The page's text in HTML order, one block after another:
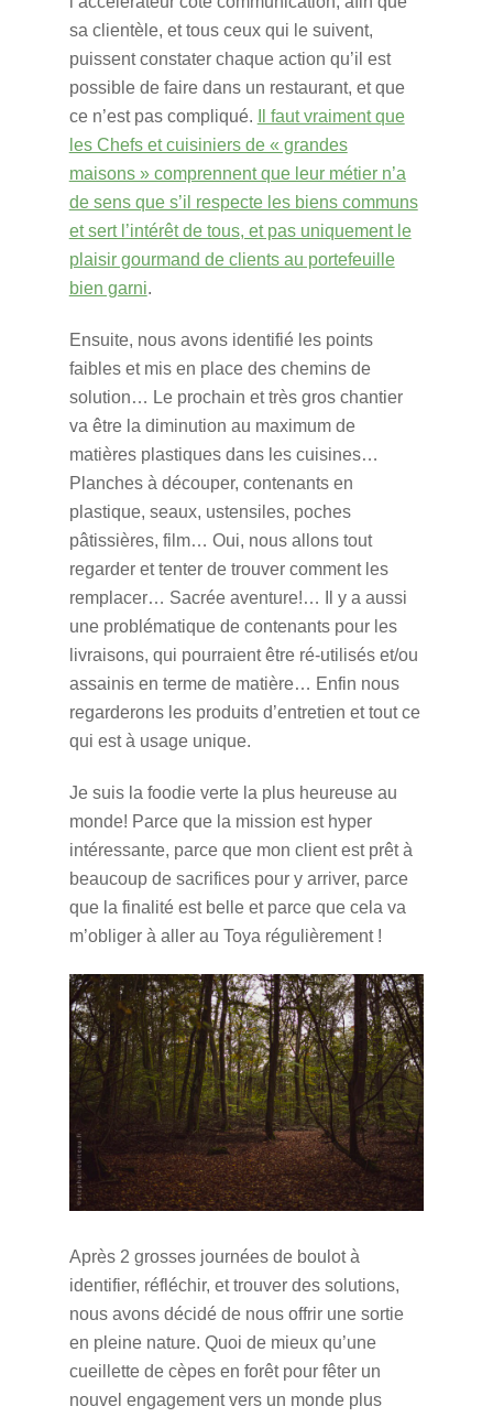
sa clientèle, et tous ceux qui le suivent,
puissent constater chaque action qu’il est
possible de faire dans un restaurant, et que
ce n’est pas compliqué.
Il faut vraiment que
les Chefs et cuisiniers de « grandes
maisons » comprennent que leur métier n’a
de sens que s’il respecte les biens communs
et sert l’intérêt de tous, et pas uniquement le
plaisir gourmand de clients au portefeuille
bien garni.
Ensuite, nous avons identifié les points
faibles et mis en place des chemins de
solution… Le prochain et très gros chantier
va être la diminution au maximum de
matières plastiques dans les cuisines…
Planches à découper, contenants en
plastique, seaux, ustensiles, poches
pâtissières, film… Oui, nous allons tout
regarder et tenter de trouver comment les
remplacer… Sacrée aventure!… Il y a aussi
une problématique de contenants pour les
livraisons, qui pourraient être ré-utilisés et/ou
assainis en terme de matière… Enfin nous
regarderons les produits d’entretien et tout ce
qui est à usage unique.
Je suis la foodie verte la plus heureuse au
monde! Parce que la mission est hyper
intéressante, parce que mon client est prêt à
beaucoup de sacrifices pour y arriver, parce
que la finalité est belle et parce que cela va
m’obliger à aller au Toya régulièrement !
Après 2 grosses journées de boulot à
identifier, réfléchir, et trouver des solutions,
nous avons décidé de nous offrir une sortie
en pleine nature. Quoi de mieux qu’une
cueillette de cèpes en forêt pour fêter un
nouvel engagement vers un monde plus